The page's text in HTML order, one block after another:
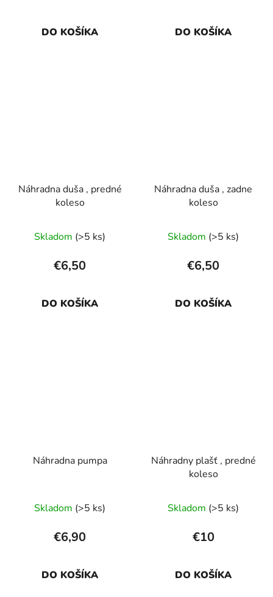
DO KOŠÍKA DO KOŠÍKA
Náhradna duša , predné
koleso
Skladom (>5 ks)
€6,50
DO KOŠÍKA
Náhradna duša , zadne
koleso
Skladom (>5 ks)
€6,50
DO KOŠÍKA
Náhradna pumpa
Skladom (>5 ks)
€6,90
DO KOŠÍKA
Náhradny plašť , predné
koleso
Skladom (>5 ks)
€10
DO KOŠÍKA